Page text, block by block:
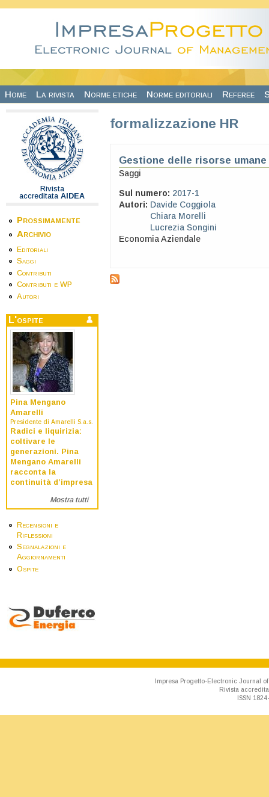
Home La rivista Norme etiche Norme editoriali Referee
Rivista
accreditataAIDEA
Prossimamente
Archivio
Editoriali
Saggi
Contributi
Contributi e WP
Autori
L'ospite
Pina Mengano
Amarelli
Presidente di Amarelli S.a.s.
Radici e liquirizia:
coltivare le
generazioni. Pina
Mengano Amarelli
racconta la
continuità d’impresa
Mostra tutti
Recensioni e
Riflessioni
Segnalazioni e
Aggiornamenti
Ospite
formalizzazione HR
Gestione delle risorse
Saggi
Sul numero: 2017-1
Autori: Davide Coggiola
Chiara Morelli
Lucrezia Songini
Economia Aziendale
Impresa Progetto-Electronic Journal
Rivista
ISSN